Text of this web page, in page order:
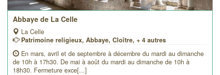
Abbaye de La Celle
La Celle
Patrimoine religieux, Abbaye, Cloître, + 4 autres
En mars, avril et de septembre à décembre du mardi au dimanche
de 10h à 17h30. De mai à août du mardi au dimanche de 10h à
18h30. Fermeture exce[...]